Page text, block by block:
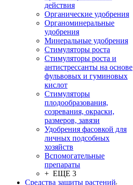
действия
Органические удобрения
Органоминеральные
удобрения
Минеральные удобрения
Стимуляторы роста
Стимуляторы роста и
антистрессанты на основе
фульвовых и гуминовых
кислот
Стимуляторы
плодообразования,
созревания, окраски,
размеров, завязи
Удобрения фасовкой для
личных подсобных
хозяйств
Вспомогательные
препараты
+ ЕЩЕ 3
Средства защиты растений